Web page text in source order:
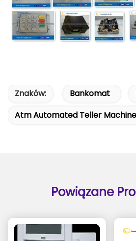
Znaków: Bankomat
Atm Automated Teller Machine
Powiązane